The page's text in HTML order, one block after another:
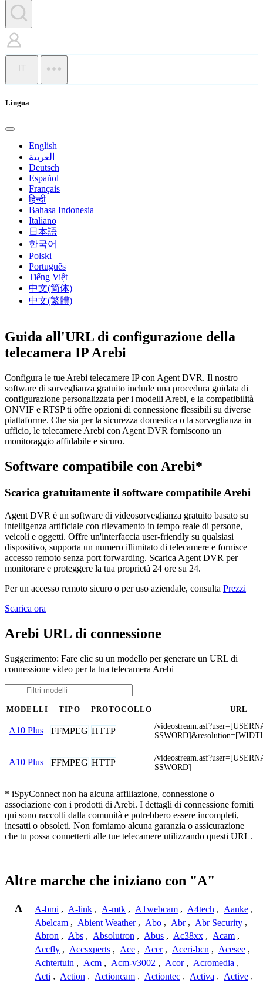
IT
Lingua
English
العربية
Deutsch
Español
Français
हिन्दी
Bahasa Indonesia
Italiano
日本語
한국어
Polski
Português
Tiếng Việt
中文(简体)
中文(繁體)
Guida all'URL di configurazione della
telecamera IP Arebi
Configura le tue Arebi telecamere IP con Agent DVR. Il nostro
software di sorveglianza gratuito include una procedura guidata di
configurazione personalizzata per i modelli Arebi, e la compatibilità
ONVIF e RTSP ti offre opzioni di connessione flessibili su diverse
piattaforme. Che sia per la sicurezza domestica o la sorveglianza in
ufficio, le telecamere Arebi con Agent DVR forniscono un
monitoraggio affidabile e sicuro.
Software compatibile con Arebi*
Scarica gratuitamente il software compatibile Arebi
Agent DVR è un software di videosorveglianza gratuito basato su
intelligenza artificiale con rilevamento in tempo reale di persone,
veicoli e oggetti. Offre un'interfaccia user-friendly su qualsiasi
dispositivo, supporta un numero illimitato di telecamere e fornisce
accesso remoto senza port forwarding. Scarica Agent DVR per
monitorare e proteggere la tua proprietà 24 ore su 24.
Per un accesso remoto sicuro o per uso aziendale, consulta Prezzi
Scarica ora
Arebi URL di connessione
Suggerimento: Fare clic su un modello per generare un URL di
connessione video per la tua telecamera Arebi
MODELLI TIPO PROTOCOLLO URL
A10 Plus FFMPEG HTTP
/
A10 Plus FFMPEG HTTP
/
SSWORD]
* iSpyConnect non ha alcuna affiliazione, connessione o
associazione con i prodotti di Arebi. I dettagli di connessione forniti
qui sono raccolti dalla comunità e potrebbero essere incompleti,
inesatti o obsoleti. Non forniamo alcuna garanzia o assicurazione
che tu possa connetterti alle tue telecamere utilizzando questi URL.
Altre marche che iniziano con "A"
A A-bmi , A-link , A-mtk , A1webcam , A4tech , Aanke ,
Abelcam , Abient Weather , Abo , Abr , Abr Security ,
Abron , Abs , Absolutron , Abus , Ac38xx , Acam ,
Accfly , Accsxperts , Ace , Acer , Aceri-bcn , Acesee ,
Achtertuin , Acm , Acm-v3002 , Acor , Acromedia ,
Acti , Action , Actioncam , Actiontec , Activa , Active ,